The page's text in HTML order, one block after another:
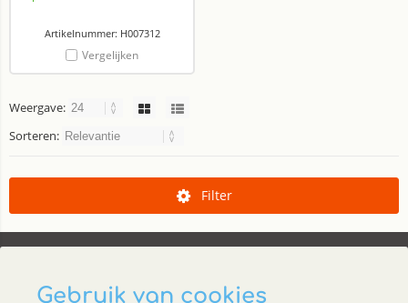
Artikelnummer: H007312
Vergelijken
Weergave:
Sorteren:
Filter
Gebruik van cookies